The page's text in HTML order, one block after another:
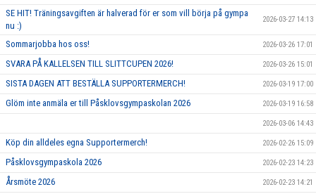
SE HIT! Träningsavgiften är halverad för er som vill börja på gympa
nu :)
2026-03-27 14:13
Sommarjobba hos oss! 2026-03-26 17:01
SVARA PÅ KALLELSEN TILL SLITTCUPEN 2026! 2026-03-26 15:01
SISTA DAGEN ATT BESTÄLLA SUPPORTERMERCH! 2026-03-19 17:00
Glöm inte anmäla er till Påsklovsgympaskolan 2026 2026-03-19 16:58
2026-03-06 14:43
Köp din alldeles egna Supportermerch! 2026-02-26 15:09
Påsklovsgympaskola 2026 2026-02-23 14:23
Årsmöte 2026 2026-02-23 14:21